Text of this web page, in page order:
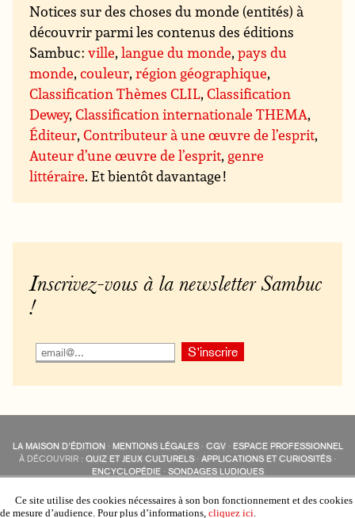
Notices sur des choses du monde (entités) à
découvrir parmi les contenus des éditions
Sambuc :ville,langue du monde,pays du
monde,couleur,région géographique,
Classification Thèmes CLIL,Classification
Dewey,Classification internationale THEMA,
Éditeur,Contributeur à une œuvre de l’esprit,
Auteur d’une œuvre de l’esprit, genre
littéraire. Et bientôt davantage !
Inscrivez-vous à la newsletter Sambuc
!
LA MAISON D’ÉDITION · MENTIONS LÉGALES· CGV· ESPACE PROFESSIONNEL
À DÉCOUVRIR : QUIZ ET JEUX CULTURELS · APPLICATIONS ET CURIOSITÉS ·
ENCYCLOPÉDIE· SONDAGES LUDIQUES
COLLECTIONS :SAMBUC·ÉDISOLUM·REVUE LITTÉRAIREL’EAU-FORTE
AUTRES SITES :COLL. « LES ÉDISOLUM »
Ce site utilise des cookies nécessaires à son bon fonctionnement et des cookies
de mesure d’audience. Pour plus d’informations, cliquez ici.